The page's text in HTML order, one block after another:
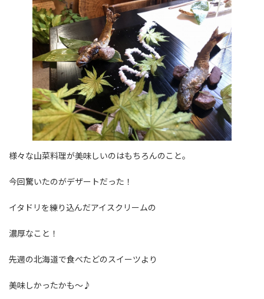
様々な山菜料理が美味しいのはもちろんのこと。
今回驚いたのがデザートだった！
イタドリを練り込んだアイスクリームの
濃厚なこと！
先週の北海道で食べたどのスイーツより
美味しかったかも～♪